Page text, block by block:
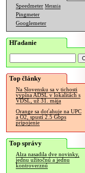
Speedmeter Merania
Pingmeter
Googlemeter
Hľadanie
Top články
Na Slovensku sa v tichosti
vypína ADSL v lokalitách s
VDSL, už 31. mája
Orange sa doťahuje na UPC
a O2, spustí 2.5 Gbps
pripojenie
Top správy
Alza nasadila dve novinky,
jednu užitočnú a jednu
kontroverznú